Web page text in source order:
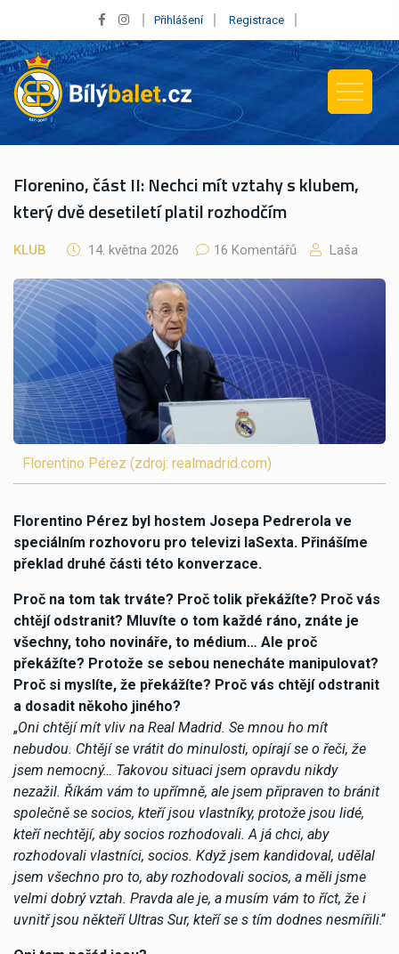
Přihlášení Registrace
Florenino, část II: Nechci mít vztahy s klubem,
který dvě desetiletí platil rozhodčím
KLUB 14. května 2026 16 Komentářů Laša
Florentino Pérez (zdroj: realmadrid.com)
Florentino Pérez byl hostem Josepa Pedrerola ve
speciálním rozhovoru pro televizi laSexta. Přinášíme
překlad druhé části této konverzace.
Proč na tom tak trváte? Proč tolik překážíte? Proč vás
chtějí odstranit? Mluvíte o tom každé ráno, znáte je
všechny, toho novináře, to médium… Ale proč
překážíte? Protože se sebou nenecháte manipulovat?
Proč si myslíte, že překážíte? Proč vás chtějí odstranit
a dosadit někoho jiného?
„Oni chtějí mít vliv na Real Madrid. Se mnou ho mít
nebudou. Chtějí se vrátit do minulosti, opírají se o řeči, že
jsem nemocný… Takovou situaci jsem opravdu nikdy
nezažil. Říkám vám to upřímně, ale jsem připraven to bránit
společně se socios, kteří jsou vlastníky, protože jsou lidé,
kteří nechtějí, aby socios rozhodovali. A já chci, aby
rozhodovali vlastníci, socios. Když jsem kandidoval, udělal
jsem všechno pro to, aby rozhodovali socios, a měli jsme
velmi dobrý vztah. Pravda ale je, a musím vám to říct, že i
uvnitř jsou někteří Ultras Sur, kteří se s tím dodnes nesmířili.“